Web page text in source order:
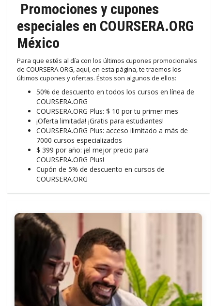
Promociones y cupones
especiales en COURSERA.ORG
México
Para que estés al día con los últimos cupones promocionales
de COURSERA.ORG, aquí, en esta página, te traemos los
últimos cupones y ofertas. Éstos son algunos de ellos:
50% de descuento en todos los cursos en línea de
COURSERA.ORG
COURSERA.ORG Plus: $ 10 por tu primer mes
¡Oferta limitada! ¡Gratis para estudiantes!
COURSERA.ORG Plus: acceso ilimitado a más de
7000 cursos especializados
$ 399 por año: ¡el mejor precio para
COURSERA.ORG Plus!
Cupón de 5% de descuento en cursos de
COURSERA.ORG